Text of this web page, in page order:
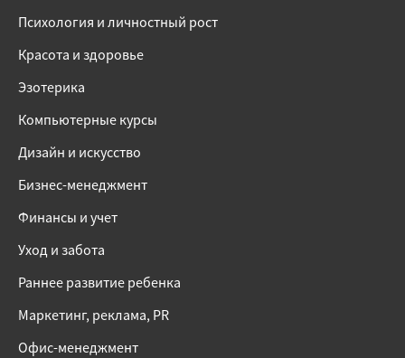
Психология и личностный рост
Красота и здоровье
Эзотерика
Компьютерные курсы
Дизайн и искусство
Бизнес-менеджмент
Финансы и учет
Уход и забота
Раннее развитие ребенка
Маркетинг, реклама, PR
Офис-менеджмент